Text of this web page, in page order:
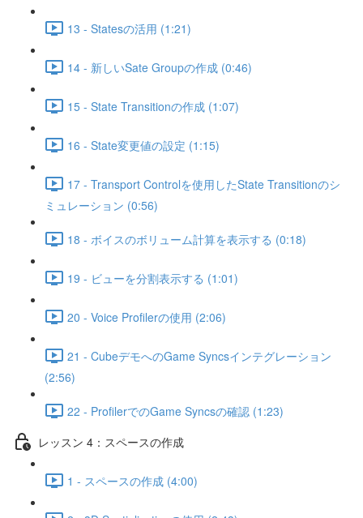
13 - Statesの活用 (1:21)
14 - 新しいSate Groupの作成 (0:46)
15 - State Transitionの作成 (1:07)
16 - State変更値の設定 (1:15)
17 - Transport Controlを使用したState Transitionのシ
ミュレーション (0:56)
18 - ボイスのボリューム計算を表示する (0:18)
19 - ビューを分割表示する (1:01)
20 - Voice Profilerの使用 (2:06)
21 - CubeデモへのGame Syncsインテグレーション
(2:56)
22 - ProfilerでのGame Syncsの確認 (1:23)
レッスン 4：スペースの作成
1 - スペースの作成 (4:00)